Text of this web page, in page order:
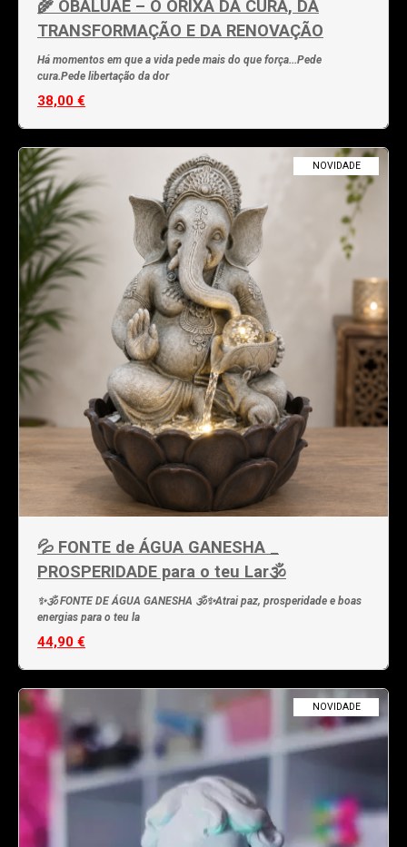
🌾 OBALUAÊ – O ORIXÁ DA CURA, DA
TRANSFORMAÇÃO E DA RENOVAÇÃO
Há momentos em que a vida pede mais do que força...Pede
cura.Pede libertação da dor
38,00 €
NOVIDADE
💦 FONTE de ÁGUA GANESHA _
PROSPERIDADE para o teu Lar🕉️
✨🕉️ FONTE DE ÁGUA GANESHA 🕉️✨Atrai paz, prosperidade e boas
energias para o teu la
44,90 €
NOVIDADE